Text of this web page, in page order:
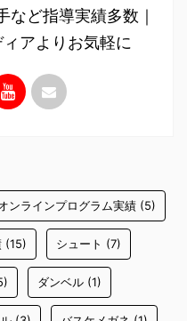
ど指導実績多数｜
アよりお気軽に
ンラインプログラム実績 (5)
(15) シュート (7)
ダンベル (1)